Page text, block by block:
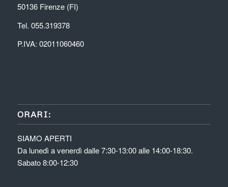
50136 Firenze (FI)
Tel. 055.319378
P.IVA: 02011060460
ORARI:
SIAMO APERTI
Da lunedì a venerdì dalle 7:30-13:00 alle 14:00-18:30.
Sabato 8:00-12:30